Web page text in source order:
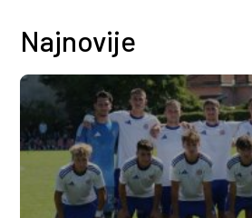
Najnovije